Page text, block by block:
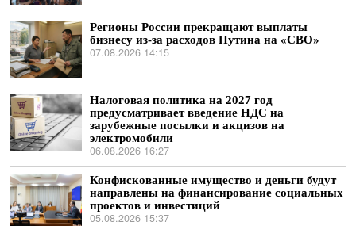
Регионы России прекращают выплаты
бизнесу из-за расходов Путина на «СВО»
07.08.2026 14:15
Налоговая политика на 2027 год
предусматривает введение НДС на
зарубежные посылки и акцизов на
электромобили
06.08.2026 16:27
Конфискованные имущество и деньги будут
направлены на финансирование социальных
проектов и инвестиций
05.08.2026 15:37